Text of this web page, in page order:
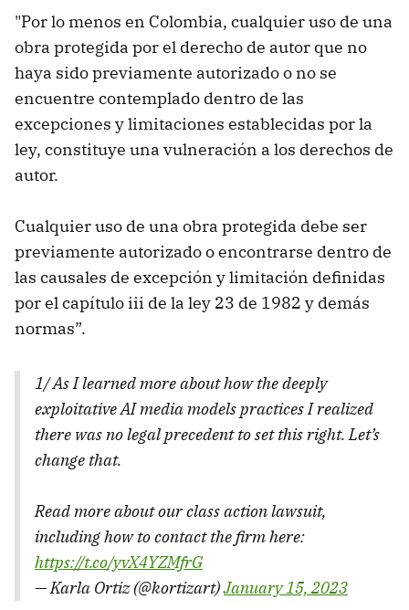
"Por lo menos en Colombia, cualquier uso de una
obra protegida por el derecho de autor que no
haya sido previamente autorizado o no se
encuentre contemplado dentro de las
excepciones y limitaciones establecidas por la
ley, constituye una vulneración a los derechos de
autor.
Cualquier uso de una obra protegida debe ser
previamente autorizado o encontrarse dentro de
las causales de excepción y limitación definidas
por el capítulo iii de la ley 23 de 1982 y demás
normas”.
1/ As I learned more about how the deeply
exploitative AI media models practices I realized
there was no legal precedent to set this right. Let’s
change that.
Read more about our class action lawsuit,
including how to contact the firm here:
https://t.co/yvX4YZMfrG
— Karla Ortiz (@kortizart)January 15, 2023